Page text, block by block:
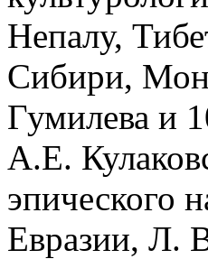
Непалу,
Сибири,
Гумилева и
А.Е.
эпического
Евразии, Л.